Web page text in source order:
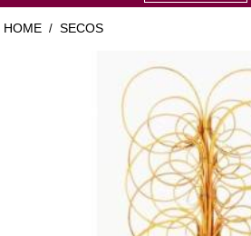
HOME / SECOS